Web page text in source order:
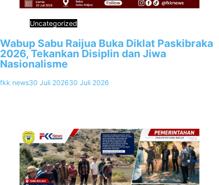
Uncategorized
Wabup Sabu Raijua Buka Diklat Paskibraka
2026, Tekankan Disiplin dan Jiwa
Nasionalisme
fkk news30 Juli 202630 Juli 2026